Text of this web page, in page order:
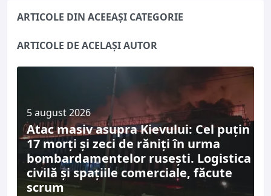
ARTICOLE DIN ACEEAȘI CATEGORIE
ARTICOLE DE ACELAȘI AUTOR
5 august 2026
Atac masiv asupra Kievului: Cel puțin
17 morți și zeci de răniți în urma
bombardamentelor rusești. Logistica
civilă și spațiile comerciale, făcute
scrum